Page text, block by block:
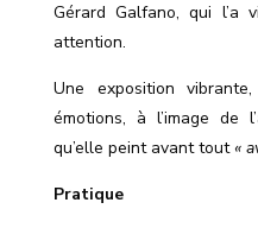
Gérard Galfano, qui l’a
attention.
Une exposition
émotions, à l’image de l’
qu’elle peint avant tout«
Pratique